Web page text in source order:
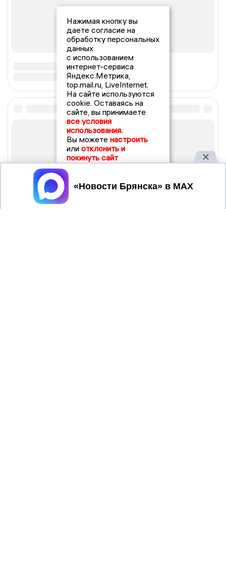
Нажимая кнопку вы
даете согласие на
обработку персональных
данных
с использованием
интернет-сервиса
Яндекс.Метрика,
top.mail.ru, LiveInternet.
На сайте используются
cookie. Оставаясь на
сайте, вы принимаете
все условия
использования.
Вы можете настроить
или отклонить и
покинуть сайт
Принять